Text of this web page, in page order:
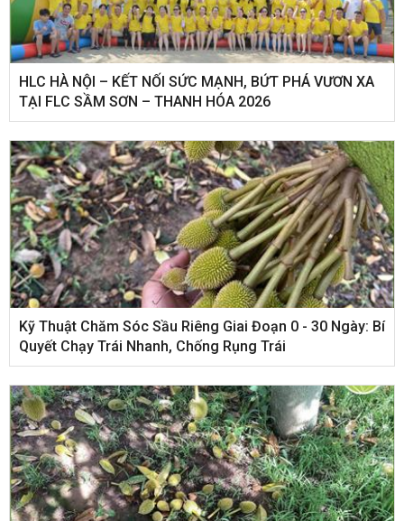
HLC HÀ NỘI – KẾT NỐI SỨC MẠNH, BỨT PHÁ VƯƠN XA
TẠI FLC SẦM SƠN – THANH HÓA 2026
Kỹ Thuật Chăm Sóc Sầu Riêng Giai Đoạn 0 - 30 Ngày: Bí
Quyết Chạy Trái Nhanh, Chống Rụng Trái